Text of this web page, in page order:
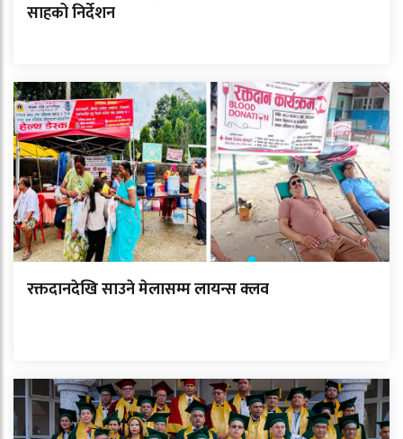
साहको निर्देशन
रक्तदानदेखि साउने मेलासम्म लायन्स क्लव